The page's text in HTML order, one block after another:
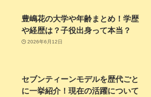
豊嶋花の大学や年齢まとめ！学歴
や経歴は？子役出身って本当？
2026年6月12日
セブンティーンモデルを歴代ごと
に一挙紹介！現在の活躍について